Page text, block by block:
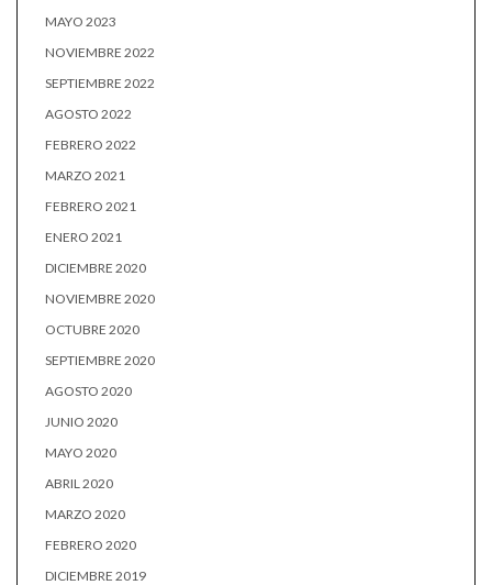
MAYO 2023
NOVIEMBRE 2022
SEPTIEMBRE 2022
AGOSTO 2022
FEBRERO 2022
MARZO 2021
FEBRERO 2021
ENERO 2021
DICIEMBRE 2020
NOVIEMBRE 2020
OCTUBRE 2020
SEPTIEMBRE 2020
AGOSTO 2020
JUNIO 2020
MAYO 2020
ABRIL 2020
MARZO 2020
FEBRERO 2020
DICIEMBRE 2019